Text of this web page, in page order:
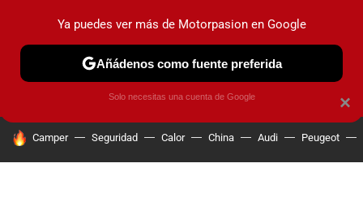
PRUEBAS COCHES ELÉCTRICOS OBSERVATORIO
HOY SE HABLA DE
Camper Seguridad Calor China Audi Peugeot
×
Ya puedes ver más de Motorpasion en Google
Añádenos como fuente preferida
Solo necesitas una cuenta de Google